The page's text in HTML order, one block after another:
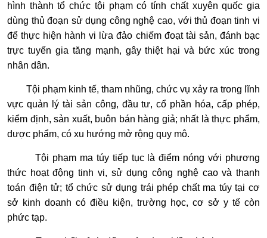
hình thành tổ chức tội phạm có tính chất xuyên quốc gia
dùng thủ đoạn sử dụng công nghệ cao, với thủ đoạn tinh vi
để thực hiện hành vi lừa đảo chiếm đoạt tài sản, đánh bạc
trực tuyến gia tăng mạnh, gây thiệt hại và bức xúc trong
nhân dân.
Tội phạm kinh tế, tham nhũng, chức vụ xảy ra trong lĩnh
vực quản lý tài sản công, đầu tư, cổ phần hóa, cấp phép,
kiểm định, sản xuất, buôn bán hàng giả; nhất là thực phẩm,
dược phẩm, có xu hướng mở rộng quy mô.
Tội phạm ma túy tiếp tục là điểm nóng với phương
thức hoạt động tinh vi, sử dụng công nghệ cao và thanh
toán điện tử; tổ chức sử dụng trái phép chất ma túy tại cơ
sở kinh doanh có điều kiện, trường học, cơ sở y tế còn
phức tạp.